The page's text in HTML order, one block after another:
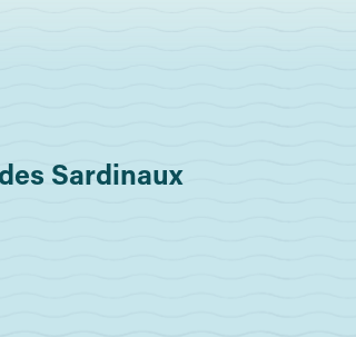
Sardinaux